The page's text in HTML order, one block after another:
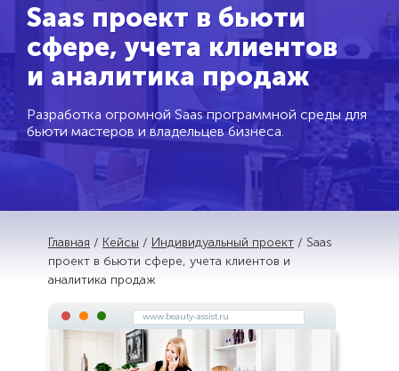
Saas проект в бьюти
сфере, учета клиентов
и аналитика продаж
Разработка огромной Saas программной среды для
бьюти мастеров и владельцев бизнеса.
Главная / Кейсы / Индивидуальный проект / Saas
проект в бьюти сфере, учета клиентов и
аналитика продаж
www.beauty-assist.ru